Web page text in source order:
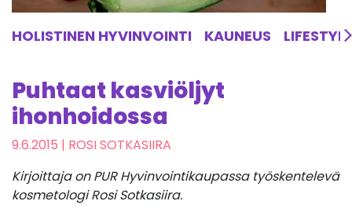
HOLISTINEN HYVINVOINTI KAUNEUS LIFESTYLE
Puhtaat kasviöljyt
ihonhoidossa
9.6.2015 | ROSI SOTKASIIRA
Kirjoittaja on PUR Hyvinvointikaupassa työskentelevä
kosmetologi Rosi Sotkasiira.